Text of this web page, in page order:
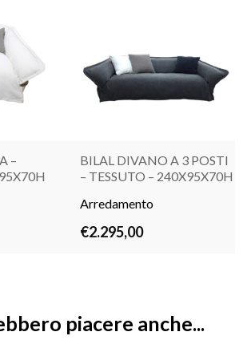
–
LEGGI TUTTO
BILAL DIVANO A 3 POSTI
– TESSUTO – 240X95X70H
Arredamento
€2.295,00
piacere anche...